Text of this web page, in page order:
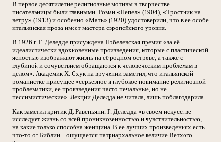
В первое десятилетие религиозные мотивы в творчестве
писательницы были главными. Роман «Пепел» (1904), «Тростник на
ветру» (1913) и особенно «Мать» (1920) удостоверили, что в ее особе
итальянская проза имеет мастера европейского уровня.
В 1926 г. Г. Деледде присуждена Нобелевская премия «за её
идеалистически вдохновенные произведения, которые с пластической
ясностью изображают жизнь на её родном острове, а также с
глубиной и сочувствием обращаются к человеческим проблемам в
целом». Академик X. Схук на вручении заметил, что итальянской
романистке присущее «серьезное и глубокое понимание религиозной
проблематики, ее произведения часто печальные, но не
пессимистические». Лекции Деледда не читала, лишь поблагодарила.
Как заметил критик Д. Равеньяни, Г. Деледда «в своем искусстве
исследует жизнь со всей проникновенностью и чувствительностью,
на какие только способна женщина. В ее лучших произведениях есть
что-то от Библии... ощущается патриархальное величие Ветхого